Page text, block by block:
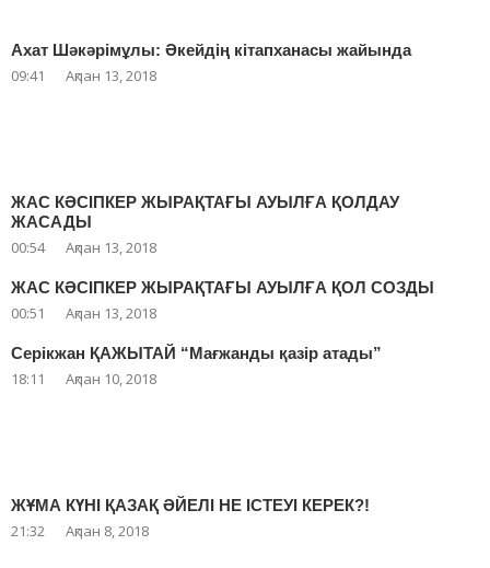
Ахат Шәкәрімұлы: Әкейдің кітапханасы жайында
09:41 Ақпан 13, 2018
ЖАС КӘСІПКЕР ЖЫРАҚТАҒЫ АУЫЛҒА ҚОЛДАУ
ЖАСАДЫ
00:54 Ақпан 13, 2018
ЖАС КӘСІПКЕР ЖЫРАҚТАҒЫ АУЫЛҒА ҚОЛ СОЗДЫ
00:51 Ақпан 13, 2018
Серікжан ҚАЖЫТАЙ “Мағжанды қазір атады”
18:11 Ақпан 10, 2018
ЖҰМА КҮНІ ҚАЗАҚ ӘЙЕЛІ НЕ ІСТЕУІ КЕРЕК?!
21:32 Ақпан 8, 2018